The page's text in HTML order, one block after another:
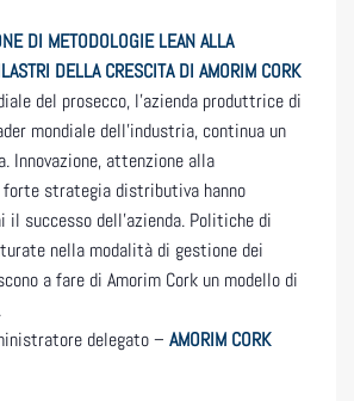
DI METODOLOGIE LEAN ALLA
DELLA CRESCITA DI AMORIM CORK
del prosecco, l’azienda produttrice di
mondiale dell’industria, continua un
Innovazione, attenzione alla
forte strategia distributiva hanno
il successo dell’azienda. Politiche di
nella modalità di gestione dei
a fare di Amorim Cork un modello di
delegato – AMORIM CORK